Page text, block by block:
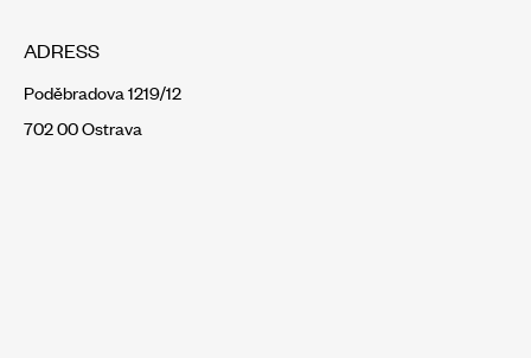
ADRESS
Poděbradova 1219/12
702 00 Ostrava